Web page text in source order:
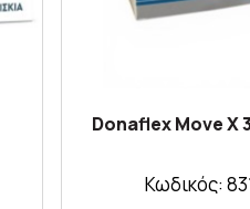
Donaflex Move X
Κωδικός: